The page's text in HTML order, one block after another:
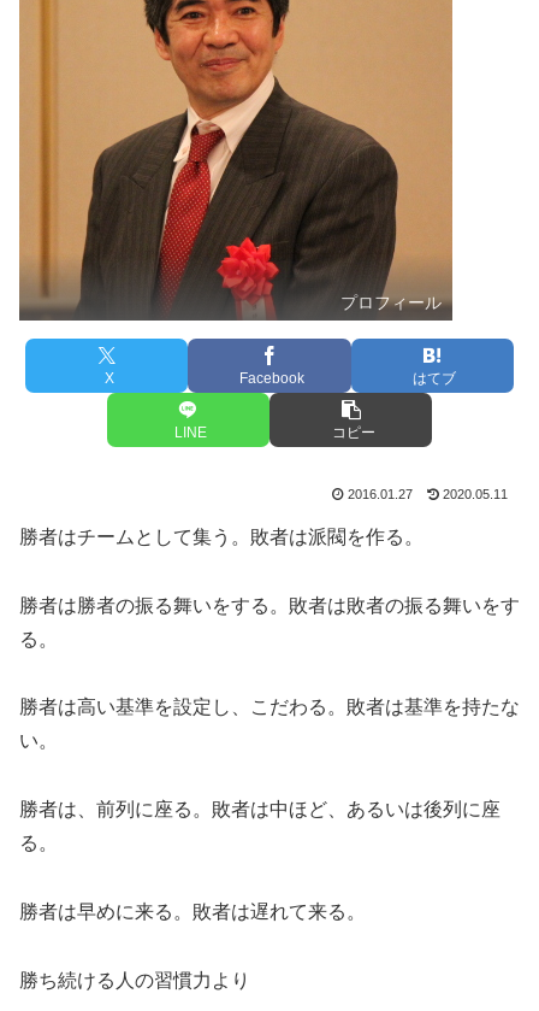
プロフィール
X Facebook はてブ
LINE コピー
2016.01.27 2020.05.11
勝者はチームとして集う。敗者は派閥を作る。
勝者は勝者の振る舞いをする。敗者は敗者の振る舞いをす
る。
勝者は高い基準を設定し、こだわる。敗者は基準を持たな
い。
勝者は、前列に座る。敗者は中ほど、あるいは後列に座
る。
勝者は早めに来る。敗者は遅れて来る。
勝ち続ける人の習慣力より